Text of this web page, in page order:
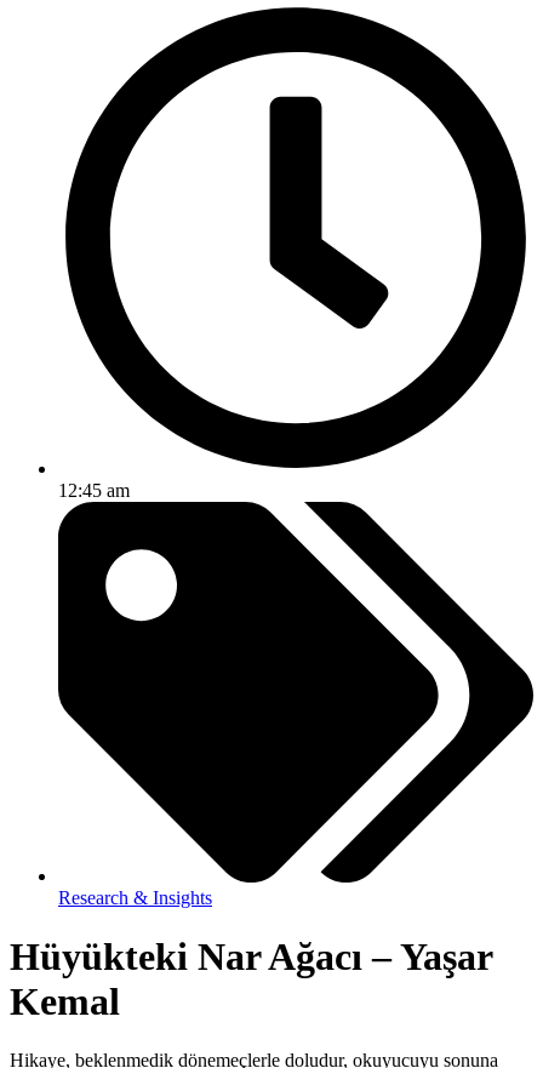
12:45 am
Research & Insights
Hüyükteki Nar Ağacı – Yaşar
Kemal
Hikaye, beklenmedik dönemeçlerle doludur, okuyucuyu sonuna